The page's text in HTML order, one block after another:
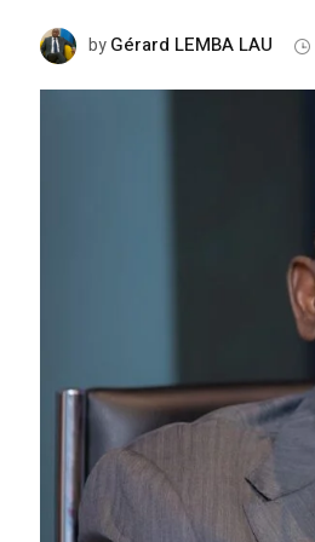
byGérard LEMBA LAU